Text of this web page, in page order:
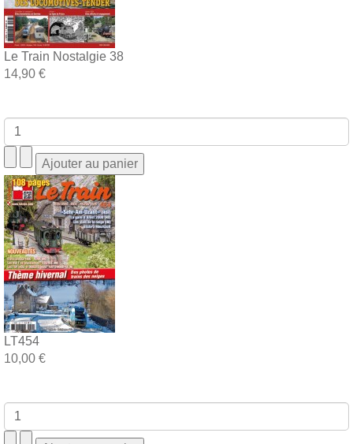
Le Train Nostalgie 38
14,90 €
LT454
10,00 €